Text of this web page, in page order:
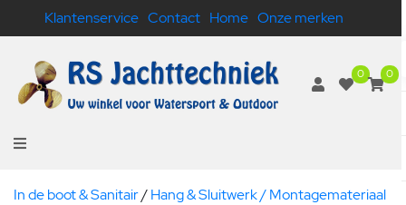
Klantenservice Contact Home Onze merken
0 0
In de boot & Sanitair/Hang & Sluitwerk / Montagemateriaal